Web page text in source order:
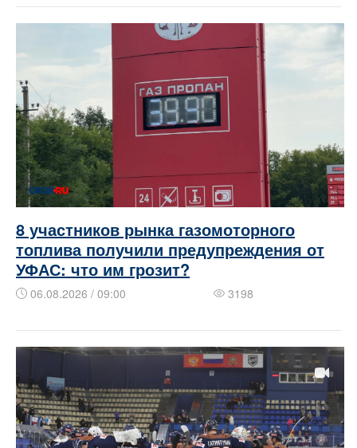
8 участников рынка газомоторного
топлива получили предупреждения от
УФАС: что им грозит?
06.08.2026 / 09:00 3198